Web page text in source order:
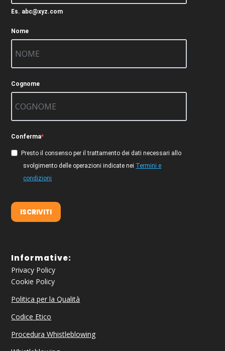
Es. abc@xyz.com
Nome
Cognome
Conferma
Presto il consenso per il trattamento dei dati necessari allo
svolgimento delle operazioni indicate nei Termini e
condizioni
ISCRIVITI
Informative:
Privacy Policy
Cookie Policy
Politica per la Qualità
Codice Etico
Procedura Whistleblowing